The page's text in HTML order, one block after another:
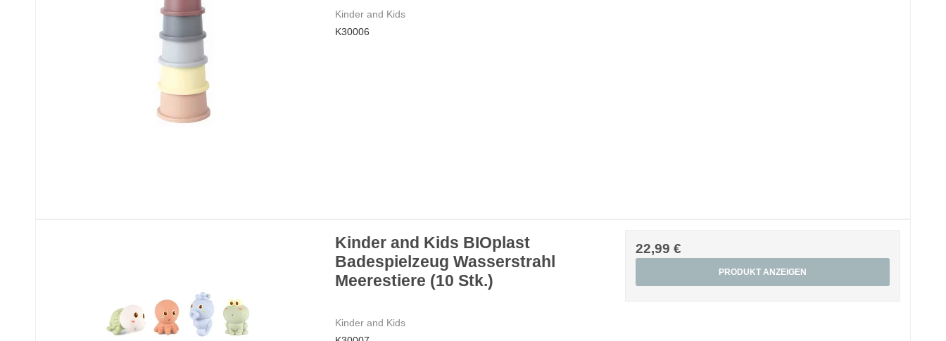
Kinder and Kids
K30006
Kinder and Kids BIOplast
Badespielzeug Wasserstrahl
Meerestiere (10 Stk.)
Kinder and Kids
22,99 €
PRODUKT ANZEIGEN